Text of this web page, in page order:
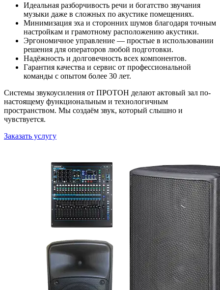
Идеальная разборчивость речи и богатство звучания
музыки даже в сложных по акустике помещениях.
Минимизация эха и сторонних шумов благодаря точным
настройкам и грамотному расположению акустики.
Эргономичное управление — простые в использовании
решения для операторов любой подготовки.
Надёжность и долговечность всех компонентов.
Гарантия качества и сервис от профессиональной
команды с опытом более 30 лет.
Системы звукоусиления от ПРОТОН делают актовый зал по-
настоящему функциональным и технологичным
пространством. Мы создаём звук, который слышно и
чувствуется.
Заказать услугу